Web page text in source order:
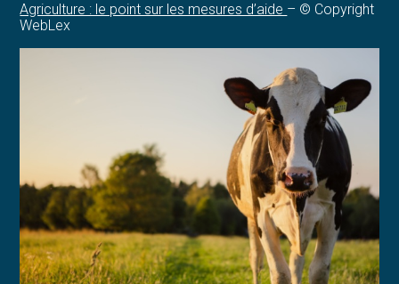
Agriculture : le point sur les mesures d’aide – © Copyright
WebLex